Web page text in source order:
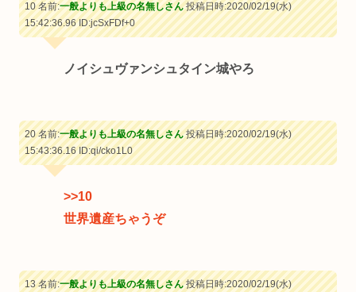
10 名前:一般よりも上級の名無しさん投稿日時:2020/02/19(水)
15:42:36.96ID:jcSxFDf+0
ノイシュヴァンシュタイン城やろ
20 名前:一般よりも上級の名無しさん投稿日時:2020/02/19(水)
15:43:36.16ID:qi/cko1L0
>>10
世界遺産ちゃうぞ
13 名前:一般よりも上級の名無しさん投稿日時:2020/02/19(水)